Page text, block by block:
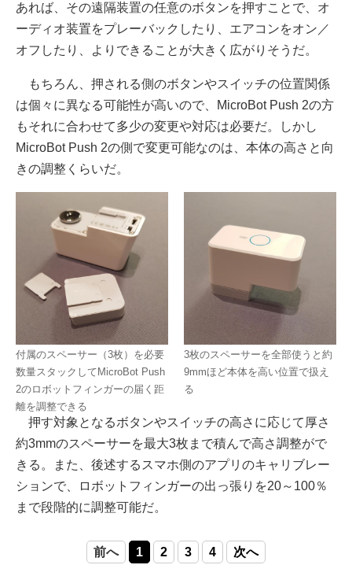
あれば、その遠隔装置の任意のボタンを押すことで、オ
ーディオ装置をプレーバックしたり、エアコンをオン／
オフしたり、よりできることが大きく広がりそうだ。
もちろん、押される側のボタンやスイッチの位置関係
は個々に異なる可能性が高いので、MicroBot Push 2の方
もそれに合わせて多少の変更や対応は必要だ。しかし
MicroBot Push 2の側で変更可能なのは、本体の高さと向
きの調整くらいだ。
付属のスペーサー（3枚）を必要
数量スタックしてMicroBot Push
2のロボットフィンガーの届く距
離を調整できる
3枚のスペーサーを全部使うと約
9mmほど本体を高い位置で扱え
る
押す対象となるボタンやスイッチの高さに応じて厚さ
約3mmのスペーサーを最大3枚まで積んで高さ調整がで
きる。また、後述するスマホ側のアプリのキャリブレー
ションで、ロボットフィンガーの出っ張りを20～100％
まで段階的に調整可能だ。
前へ 1 2 3 4 次へ